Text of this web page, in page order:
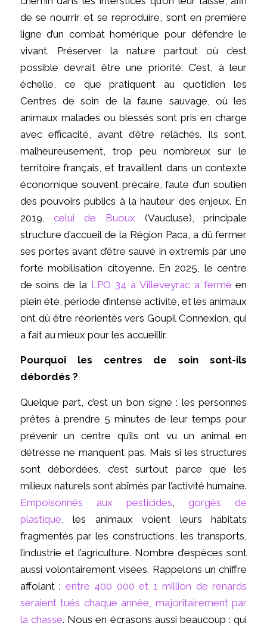
de se nourrir et se reproduire, sont en première
ligne d’un combat homérique pour défendre le
vivant. Préserver la nature partout où c’est
possible devrait être une priorité. C’est, à leur
échelle, ce que pratiquent au quotidien les
Centres de soin de la faune sauvage, où les
animaux malades ou blessés sont pris en charge
avec efficacité, avant d’être relâchés. Ils sont,
malheureusement, trop peu nombreux sur le
territoire français, et travaillent dans un contexte
économique souvent précaire, faute d’un soutien
des pouvoirs publics à la hauteur des enjeux. En
2019,celui de Buoux (Vaucluse), principale
structure d’accueil de la Région Paca, a dû fermer
ses portes avant d’être sauvé in extremis par une
forte mobilisation citoyenne. En 2025, le centre
de soins de la LPO 34 à Villeveyrac a fermé en
plein été, période d’intense activité, et les animaux
ont dû être réorientés vers Goupil Connexion, qui
a fait au mieux pour les accueillir.
Pourquoi les centres de soin sont-ils
débordés ?
Quelque part, c’est un bon signe : les personnes
prêtes à prendre 5 minutes de leur temps pour
prévenir un centre qu’ils ont vu un animal en
détresse ne manquent pas. Mais si les structures
sont débordées, c’est surtout parce que les
milieux naturels sont abîmés par l’activité humaine.
Empoisonnés aux pesticides ,gorgés de
plastique , les animaux voient leurs habitats
fragmentés par les constructions, les transports,
l’industrie et l’agriculture. Nombre d’espèces sont
aussi volontairement visées. Rappelons un chiffre
affolant : entre 400 000 et 1 million de renards
seraient tués chaque année, majoritairement par
la chasse. Nous en écrasons aussi beaucoup : qui